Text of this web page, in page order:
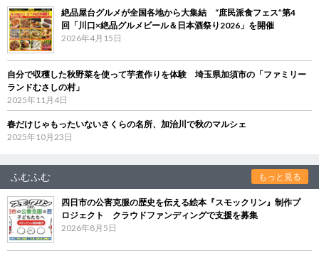
絶品屋台グルメが全国各地から大集結 “庶民派食フェス”第4
回「川口×絶品グルメビール＆日本酒祭り2026」を開催
2026年4月15日
自分で収穫した秋野菜を使って芋煮作りを体験 埼玉県加須市の「ファミリー
ランドむさしの村」
2025年11月4日
春だけじゃもったいないさくらの名所、加治川で秋のマルシェ
2025年10月23日
ふむふむ もっと見る
四日市の公害克服の歴史を伝える絵本『スモックリン』制作プ
ロジェクト クラウドファンディングで支援を募集
2026年8月5日